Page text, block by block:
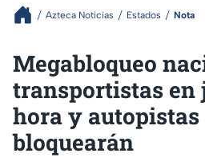
Azteca Noticias Estados Nota
Megabloqueo
transportistas en
hora y autopistas
bloquearán